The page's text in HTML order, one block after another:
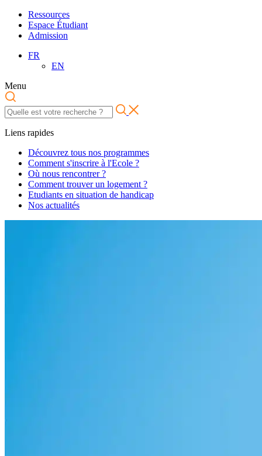
Ressources
Espace Étudiant
Admission
FR
EN
Menu
Liens rapides
Découvrez tous nos programmes
Comment s'inscrire à l'Ecole ?
Où nous rencontrer ?
Comment trouver un logement ?
Etudiants en situation de handicap
Nos actualités